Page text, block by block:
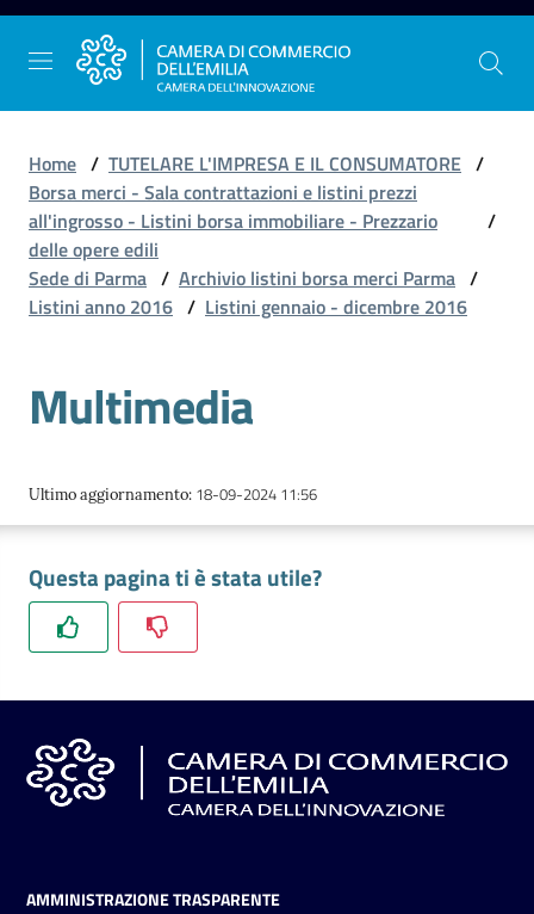
Vai al contenuto
Vai alla navigazione
Vai al footer
La
Camera
dell'Emilia
Gestire
l'impresa
Promuovere
e
il
territorio
l'Impresa
e
Home / TUTELARE L'IMPRESA E IL CONSUMATORE /
Borsa merci - Sala contrattazioni e listini prezzi
all'ingrosso - Listini borsa immobiliare - Prezzario
delle opere edili
/
Sede di Parma / Archivio listini borsa merci Parma /
Listini anno 2016 / Listini gennaio - dicembre 2016
Multimedia
Ultimo aggiornamento: 18-09-2024 11:56
Questa pagina ti è stata utile?
AMMINISTRAZIONE TRASPARENTE